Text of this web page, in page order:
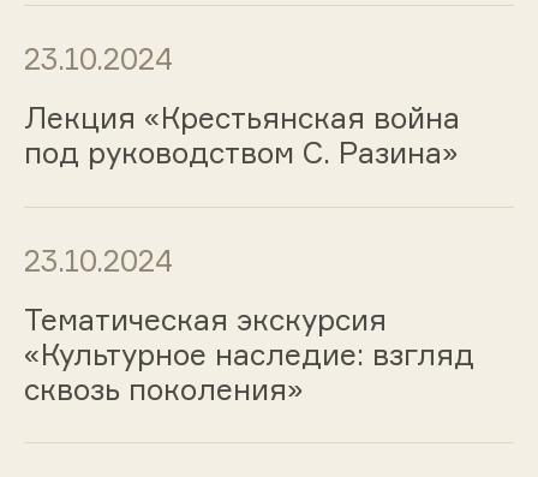
23.10.2024
Лекция «Крестьянская война
под руководством С. Разина»
23.10.2024
Тематическая экскурсия
«Культурное наследие: взгляд
сквозь поколения»